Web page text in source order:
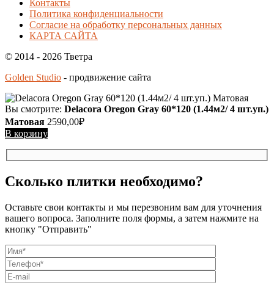
Контакты
Политика конфиденциальности
Согласие на обработку персональных данных
КАРТА САЙТА
© 2014 - 2026 Тветра
Golden Studio - продвижение сайта
Вы смотрите: Delacora Oregon Gray 60*120 (1.44м2/ 4 шт.уп.)
Матовая 2590,00₽
В корзину
Сколько плитки необходимо?
Оставьте свои контакты и мы перезвоним вам для уточнения
вашего вопроса. Заполните поля формы, а затем нажмите на
кнопку "Отправить"